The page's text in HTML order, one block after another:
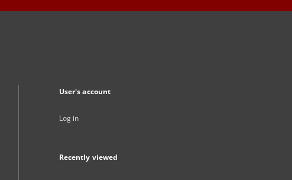
User's account
Log in
Recently viewed